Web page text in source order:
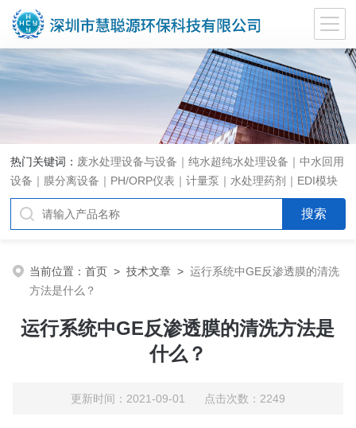
热门关键词： 废水处理设备与设备｜纯水超纯水处理设备｜中水回用
设备｜膜分离设备｜PH/ORP仪表｜计量泵｜水处理药剂｜EDI模块
代理｜EDI模块维修
当前位置：首页 >技术文章 >运行系统中GE反渗透膜的清洗
方法是什么？
运行系统中GE反渗透膜的清洗方法是
什么？
更新时间：2021-09-01 点击次数：2249